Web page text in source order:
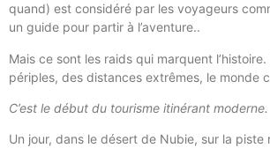
quand) est considéré par les voyageurs
un guide pour partir à l’aventure..
Mais ce sont les raids qui marquent
périples, des distances extrêmes, le monde
C’est le début du tourisme itinérant moderne.
Un jour, dans le désert de Nubie, sur la piste